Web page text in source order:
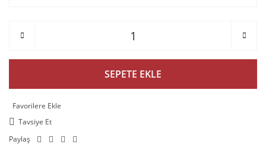
SEPETE EKLE
Tavsiye Et
Paylaş